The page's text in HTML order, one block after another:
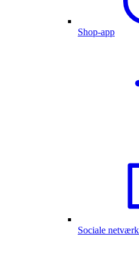
Shop-app
Sociale